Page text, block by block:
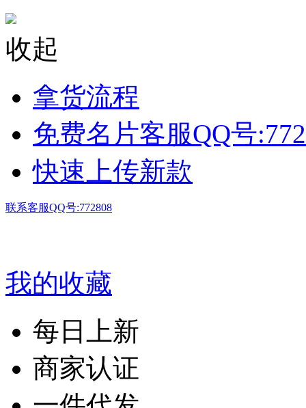
手机扫一扫打开网页
厂家公告
[上架]您关注的商品"
更新信息。2026-08-
[上架]您关注的商品"
[上架]您关注的商品"
更新信息。
[上架]您关注的商品"
更新信息。